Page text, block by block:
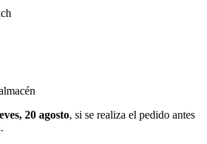
20 agosto, si se realiza el pedido antes
.